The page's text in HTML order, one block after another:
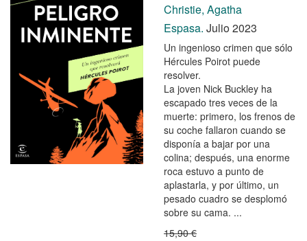
Christie, Agatha
Espasa. Julio 2023
Un ingenioso crimen que sólo
Hércules Poirot puede
resolver.
La joven Nick Buckley ha
escapado tres veces de la
muerte: primero, los frenos de
su coche fallaron cuando se
disponía a bajar por una
colina; después, una enorme
roca estuvo a punto de
aplastarla, y por último, un
pesado cuadro se desplomó
sobre su cama. ...
15,90 €